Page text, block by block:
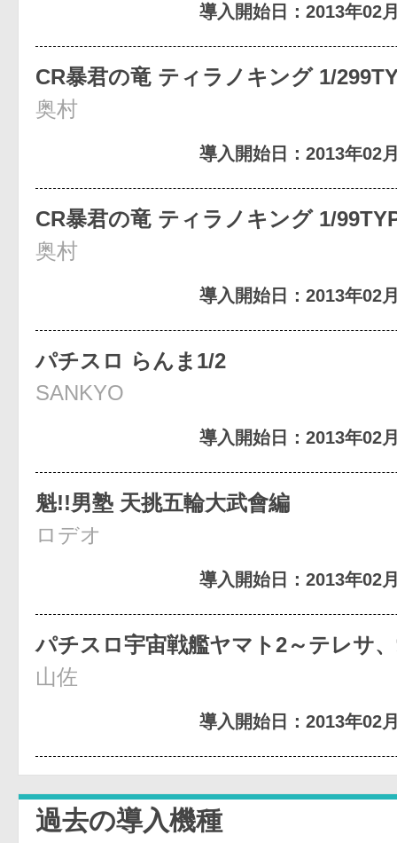
導入開始日：2013年02
CR暴君の竜 ティラノキング 1/
奥村
導入開始日：2013年02
CR暴君の竜 ティラノキング 1/
奥村
導入開始日：2013年02
パチスロ らんま1/2
SANKYO
導入開始日：2013年02
魁!!男塾 天挑五輪大武會編
ロデオ
導入開始日：2013年02
パチスロ宇宙戦艦ヤマト2～テレサ
山佐
導入開始日：2013年02
過去の導入機種